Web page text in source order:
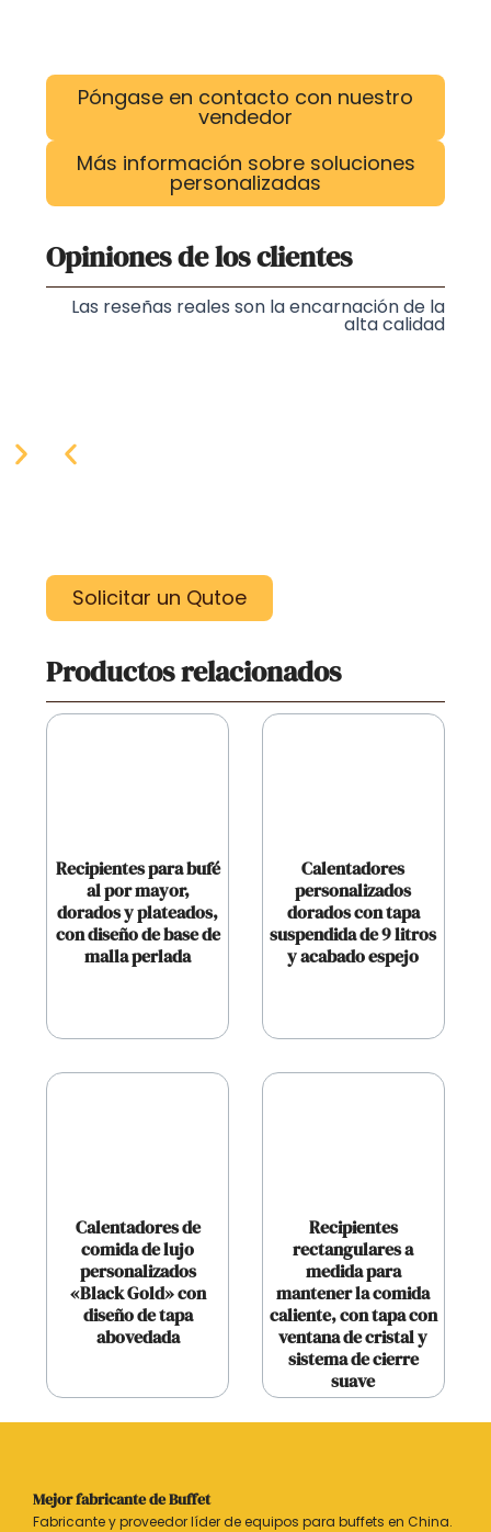
Póngase en contacto con nuestro
vendedor
Más información sobre soluciones
personalizadas
Opiniones de los clientes
Las reseñas reales son la encarnación de la
alta calidad
Solicitar un Qutoe
Productos relacionados
Recipientes para bufé
al por mayor,
dorados y plateados,
con diseño de base de
malla perlada
Calentadores
personalizados
dorados con tapa
suspendida de 9 litros
y acabado espejo
Calentadores de
comida de lujo
personalizados
«Black Gold» con
diseño de tapa
abovedada
Recipientes
rectangulares a
medida para
mantener la comida
caliente, con tapa con
ventana de cristal y
sistema de cierre
suave
Mejor fabricante de Buffet
Fabricante y proveedor líder de equipos para buffets en China.